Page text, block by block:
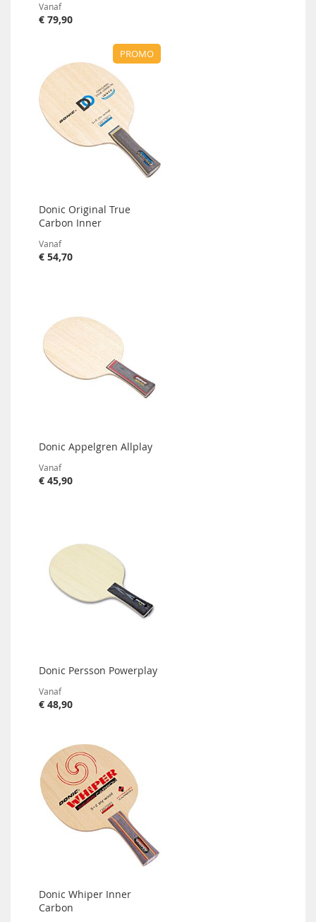
Vanaf
€ 79,90
PROMO
Donic Original True
Carbon Inner
Vanaf
€ 54,70
Donic Appelgren Allplay
Vanaf
€ 45,90
Donic Persson Powerplay
Vanaf
€ 48,90
Donic Whiper Inner
Carbon